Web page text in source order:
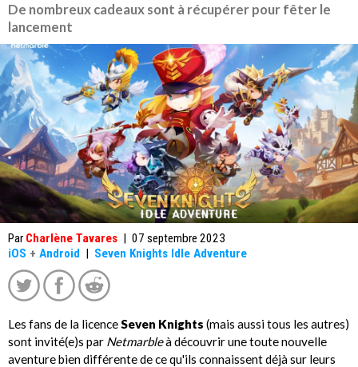
De nombreux cadeaux sont à récupérer pour fêter le
lancement
Par Charlène Tavares | 07 septembre 2023
iOS + Android | Seven Knights Idle Adventure
Les fans de la licenceSeven Knights (mais aussi tous les autres)
sont invité(e)s par Netmarbleà découvrir une toute nouvelle
aventure bien différente de ce qu'ils connaissent déjà sur leurs